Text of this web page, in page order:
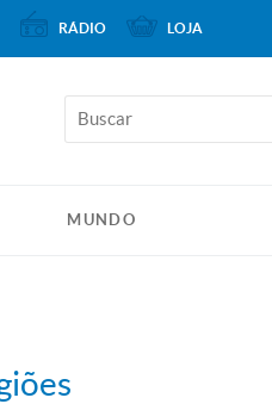
MUNDO
RÁDIO LOJA